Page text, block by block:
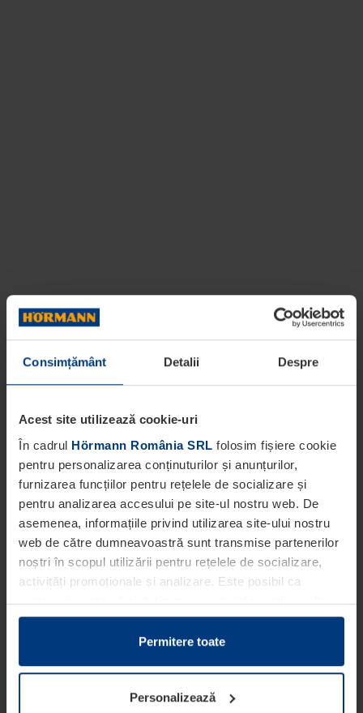
Consimțământ Detalii Despre
Acest site utilizează cookie-uri
În cadrul Hörmann România SRL folosim fișiere cookie
pentru personalizarea conținuturilor și anunțurilor,
furnizarea funcțiilor pentru rețelele de socializare și
pentru analizarea accesului pe site-ul nostru web. De
asemenea, informațiile privind utilizarea site-ului nostru
web de către dumneavoastră sunt transmise partenerilor
noștri în scopul utilizării pentru rețelele de socializare,
activități promoționale și analizare. Este posibil ca
partenerii noștri să sintetizeze aceste informații cu alte
date pe care dumneavoastră le-ați pus la dispoziția
acestora ori care au fost colectate în cadrul utilizării
Din punct de vedere legal, putem stoca fișiere cookie pe
dispozitivul dumneavoastră în cazul în care acestea sunt
Permitere toate
Personalizează